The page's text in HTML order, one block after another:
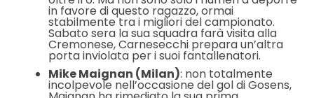
in favore di questo ragazzo, ormai
stabilmente tra i migliori del campionato.
Sabato sera la sua squadra farà visita alla
Cremonese, Carnesecchi prepara un’altra
porta inviolata per i suoi fantallenatori.
Mike Maignan (Milan): non totalmente
incolpevole nell’occasione del gol di Gosens,